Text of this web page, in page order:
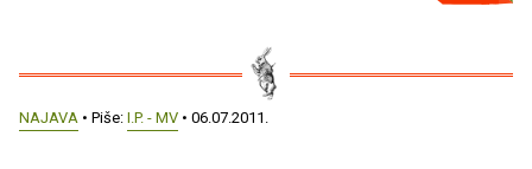
NAJAVA • Piše: I.P. - MV • 06.07.2011.